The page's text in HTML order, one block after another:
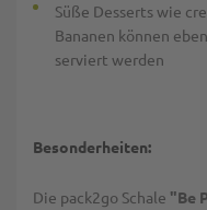
Süße Desserts wie
Bananen können
serviert werden
Besonderheiten:
Die pack2go Schale "Be